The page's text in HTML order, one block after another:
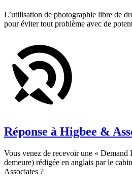
L’utilisation de photographie libre de
pour éviter tout problème avec de
Réponse à Higbee &
Vous venez de recevoir une « Demand
demeure) rédigée en anglais par le
Associates ?